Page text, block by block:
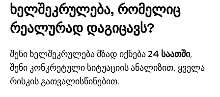
ხელშეკრულება, რომელიც
რეალურად დაგიცავს?
შენი ხელშეკრულება მზად იქნება 24 საათში,
შენი კონკრეტული სიტუაციის ანალიზით, ყველა
რისკის გათვალისწინებით.